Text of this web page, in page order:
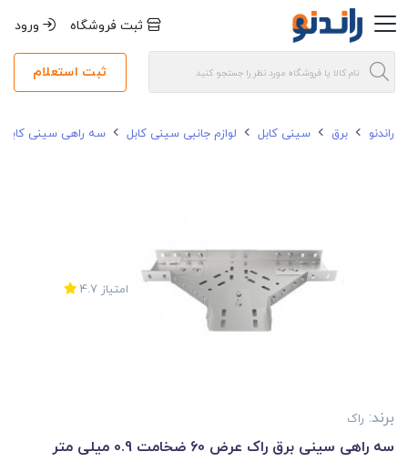
ثبت فروشگاه ورود
ثبت استعلام
راندنو برق سینی کابل لوازم جانبی سینی کابل سه راهی سینی کابل
امتیاز 4.7
برند: راک
سه راهی سینی برق راک عرض 60 ضخامت 0.9 میلی متر